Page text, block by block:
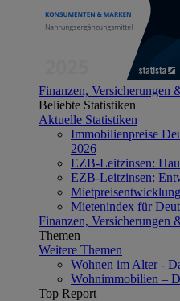
Finanzen, Versicherungen
Beliebte Statistiken
Aktuelle Statistiken
Immobilienpreise
2026
EZB-Leitzinsen:
EZB-Leitzinsen:
Mietenindex für
Finanzen, Versicherungen
Themen
Weitere Themen
Wohnen im Alter -
Wohnimmobilien –
Top Report